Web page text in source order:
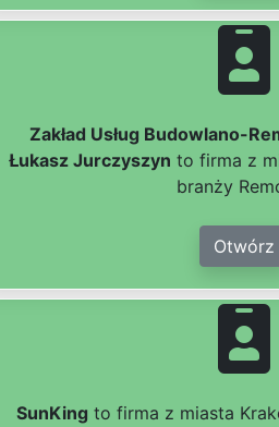
Zakład Usług Budowlano-
Łukasz Jurczyszyn to firma z
branży
Otwórz
SunKing to firma z miasta